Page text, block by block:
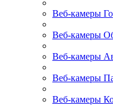
Веб-камеры
Веб-камеры
Веб-камеры
Веб-камеры
Веб-камеры